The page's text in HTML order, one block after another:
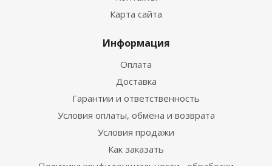
Карта сайта
Информация
Оплата
Доставка
Гарантии и ответственность
Условия оплаты, обмена и возврата
Условия продажи
Как заказать